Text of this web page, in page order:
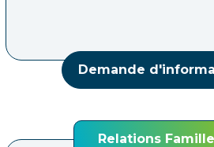
Demande
Relations